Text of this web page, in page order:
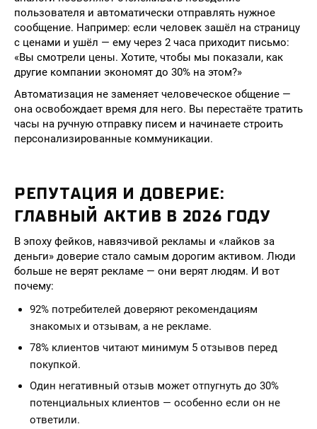
пользователя и автоматически отправлять нужное
сообщение. Например: если человек зашёл на страницу
с ценами и ушёл — ему через 2 часа приходит письмо:
«Вы смотрели цены. Хотите, чтобы мы показали, как
другие компании экономят до 30% на этом?»
Автоматизация не заменяет человеческое общение —
она освобождает время для него. Вы перестаёте тратить
часы на ручную отправку писем и начинаете строить
персонализированные коммуникации.
РЕПУТАЦИЯ И ДОВЕРИЕ:
ГЛАВНЫЙ АКТИВ В 2026 ГОДУ
В эпоху фейков, навязчивой рекламы и «лайков за
деньги» доверие стало самым дорогим активом. Люди
больше не верят рекламе — они верят людям. И вот
почему:
92% потребителей доверяют рекомендациям
знакомых и отзывам, а не рекламе.
78% клиентов читают минимум 5 отзывов перед
покупкой.
Один негативный отзыв может отпугнуть до 30%
потенциальных клиентов — особенно если он не
ответили.